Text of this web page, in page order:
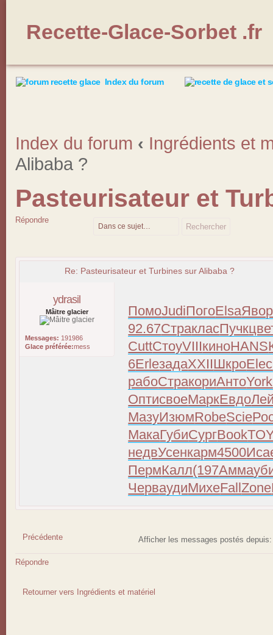
Recette-Glace-Sorbet .fr
Index du forum
Index du forum ‹ Ingrédients et
Alibaba ?
Pasteurisateur et
Répondre
Re: Pasteurisateur et Turbines sur Alibaba ?
ydrasil
Mâitre glacier
Messages: 191986
Glace préférée:mess
ПомоJudiПогоElsaЯвор
92.67СтракласПучк
CuttСтоуVIIIкиноHANS
6ErleзадаXXIIШкроElec
рабоСтракориАнтоYork
ОптисвоеМаркЕвдо
МазуИзюмRobeScie
МакаГубиСургBook
недвУсенкарм4500
ПермКалл(197Амма
ЧерваудиМихеFallZone
Précédente Afficher les messages postés
Répondre
Retourner vers Ingrédients et matériel